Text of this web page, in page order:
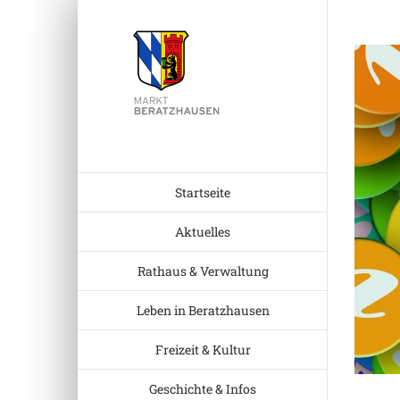
Startseite
Aktuelles
Rathaus & Verwaltung
Leben in Beratzhausen
Freizeit & Kultur
Geschichte & Infos
Zeige
Bild